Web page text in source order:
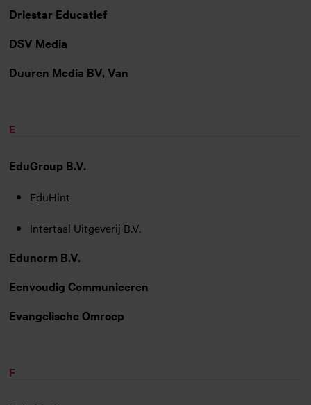
Driestar Educatief
DSV Media
Duuren Media BV, Van
E
EduGroup B.V.
EduHint
Intertaal Uitgeverij B.V.
Edunorm B.V.
Eenvoudig Communiceren
Evangelische Omroep
F